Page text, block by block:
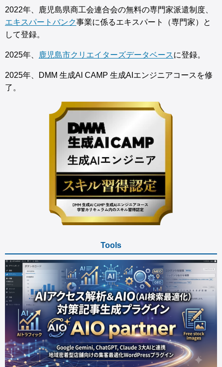
2022年、鹿児島県商工会連合会の無料の専門家派遣制度、
エキスパートバンク事業に係るエキスパート（専門家）と
して登録。
2025年、 鹿児島市クリエイターズデータベースに登録。
2025年、DMM 生成AI CAMP 生成AIエンジニアコースを修
了。
Tools